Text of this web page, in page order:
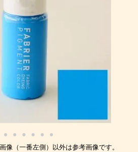
像（一番左側）以外は参考画像です。